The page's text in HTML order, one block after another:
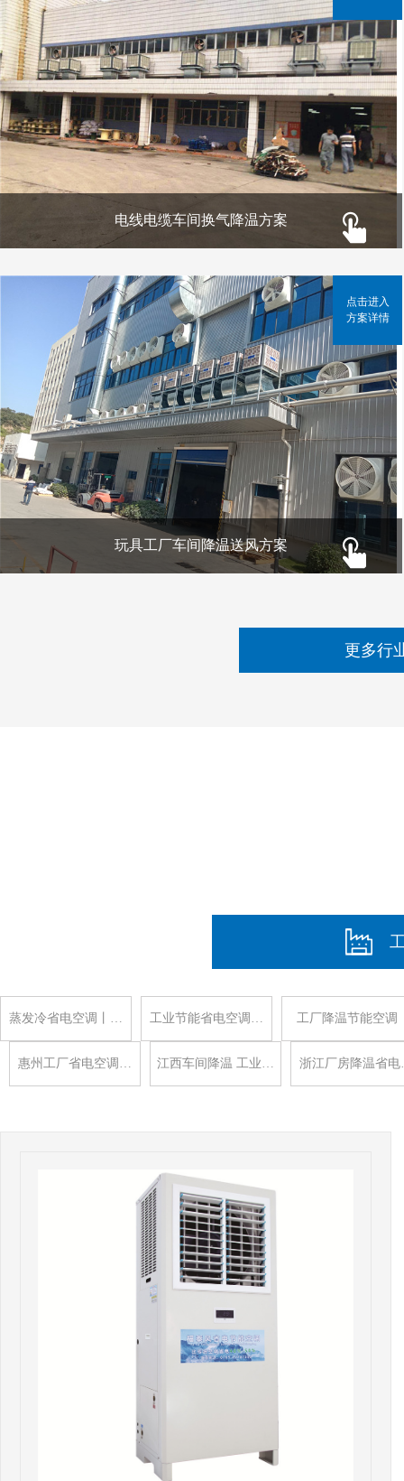
电线电缆车间换气降温方案
玩具工厂车间降温送风方案
点击进入
方案详情
更多行
蒸发冷省电空调丨… 工业节能省电空调… 工厂降温节能空调
惠州工厂省电空调… 江西车间降温 工业… 浙江厂房降温省